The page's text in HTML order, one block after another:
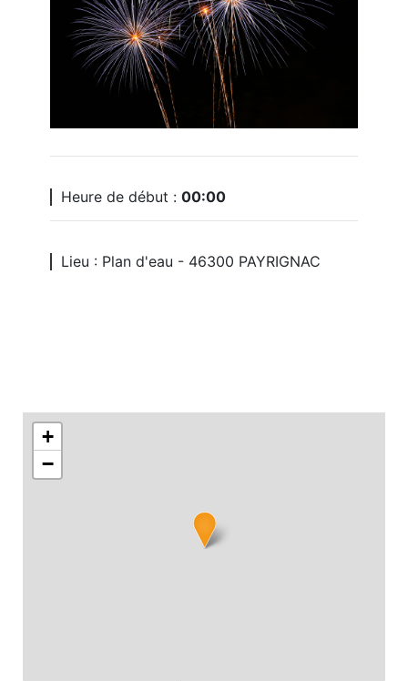
Heure de début : 00:00
Lieu : Plan d'eau - 46300 PAYRIGNAC
+
−